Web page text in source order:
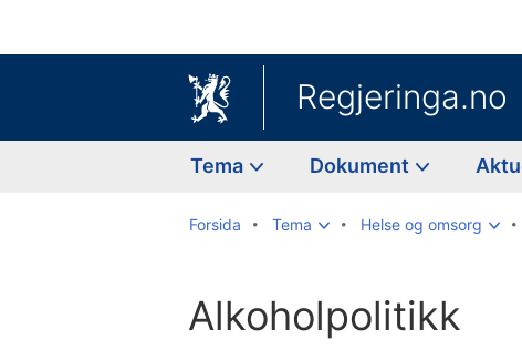
Regjeringa.no
Tema Dokument
Forsida Tema Helse og omsorg
Alkoholpolitikk